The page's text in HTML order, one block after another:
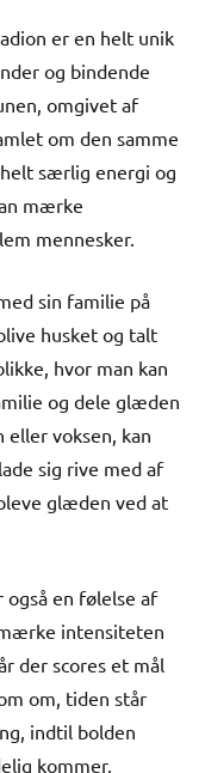
er en helt unik
og bindende
omgivet af
om den samme
særlig energi og
mærke
mennesker.
sin familie på
husket og talt
hvor man kan
og dele glæden
eller voksen, kan
sig rive med af
glæden ved at
også en følelse af
intensiteten
der scores et mål
om, tiden står
indtil bolden
kommer,